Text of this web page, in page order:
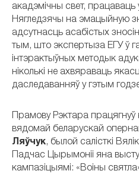
акадэмічны свет,
Нягледзячы на ​​эмацыйную
адсутнасць асабістых
тым, што экспертыза ЕГУ ў
інтэрактыўных методык
ніколькі не ахвяраваць
даследаванняў у гэтым
Прамову Рэктара
вядомай беларускай
Ляўчук, былой салісткі
Падчас Цырымоніі яна
кампазіцыямі: «Воіны